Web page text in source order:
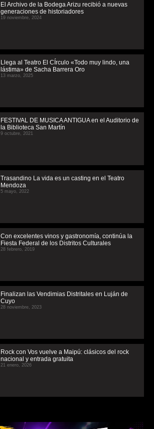
El Archivo de la Bodega Arizu recibió a nuevas
generaciones de historiadores
19 noviembre, 2024
Llega al Teatro El CÍrculo «Todo muy lindo, una
lástima» de Sacha Barrera Oro
13 marzo, 2025
FESTIVAL DE MUSICA ANTIGUA en el Auditorio de
la Biblioteca San Martín
9 octubre, 2021
Trasandino La vida es un casting en el Teatro
Mendoza
5 mayo, 2022
Con excelentes vinos y gastronomía, continúa la
Fiesta Federal de los Distritos Culturales
28 febrero, 2019
Finalizan las Vendimias Distritales en Luján de
Cuyo
28 noviembre, 2023
Rock con Vos vuelve a Maipú: clásicos del rock
nacional y entrada gratuita
21 enero, 2026